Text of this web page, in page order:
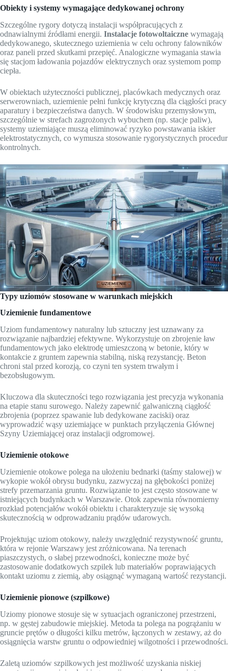
Obiekty i systemy wymagające dedykowanej ochrony
Szczególne rygory dotyczą instalacji współpracujących z
odnawialnymi źródłami energii. Instalacje fotowoltaiczne wymagają
dedykowanego, skutecznego uziemienia w celu ochrony falowników
oraz paneli przed skutkami przepięć. Analogiczne wymagania stawia
się stacjom ładowania pojazdów elektrycznych oraz systemom pomp
ciepła.
W obiektach użyteczności publicznej, placówkach medycznych oraz
serwerowniach, uziemienie pełni funkcję krytyczną dla ciągłości pracy
aparatury i bezpieczeństwa danych. W środowisku przemysłowym,
szczególnie w strefach zagrożonych wybuchem (np. stacje paliw),
systemy uziemiające muszą eliminować ryzyko powstawania iskier
elektrostatycznych, co wymusza stosowanie rygorystycznych procedur
kontrolnych.
Typy uziomów stosowane w warunkach miejskich
Uziemienie fundamentowe
Uziom fundamentowy naturalny lub sztuczny jest uznawany za
rozwiązanie najbardziej efektywne. Wykorzystuje on zbrojenie ław
fundamentowych jako elektrodę umieszczoną w betonie, który w
kontakcie z gruntem zapewnia stabilną, niską rezystancję. Beton
chroni stal przed korozją, co czyni ten system trwałym i
bezobsługowym.
Kluczowa dla skuteczności tego rozwiązania jest precyzja wykonania
na etapie stanu surowego. Należy zapewnić galwaniczną ciągłość
zbrojenia (poprzez spawanie lub dedykowane zaciski) oraz
wyprowadzić wąsy uziemiające w punktach przyłączenia Głównej
Szyny Uziemiającej oraz instalacji odgromowej.
Uziemienie otokowe
Uziemienie otokowe polega na ułożeniu bednarki (taśmy stalowej) w
wykopie wokół obrysu budynku, zazwyczaj na głębokości poniżej
strefy przemarzania gruntu. Rozwiązanie to jest często stosowane w
istniejących budynkach w Warszawie. Otok zapewnia równomierny
rozkład potencjałów wokół obiektu i charakteryzuje się wysoką
skutecznością w odprowadzaniu prądów udarowych.
Projektując uziom otokowy, należy uwzględnić rezystywność gruntu,
która w rejonie Warszawy jest zróżnicowana. Na terenach
piaszczystych, o słabej przewodności, konieczne może być
zastosowanie dodatkowych szpilek lub materiałów poprawiających
kontakt uziomu z ziemią, aby osiągnąć wymaganą wartość rezystancji.
Uziemienie pionowe (szpilkowe)
Uziomy pionowe stosuje się w sytuacjach ograniczonej przestrzeni,
np. w gęstej zabudowie miejskiej. Metoda ta polega na pogrążaniu w
gruncie prętów o długości kilku metrów, łączonych w zestawy, aż do
osiągnięcia warstw gruntu o odpowiedniej wilgotności i przewodności.
Zaletą uziomów szpilkowych jest możliwość uzyskania niskiej